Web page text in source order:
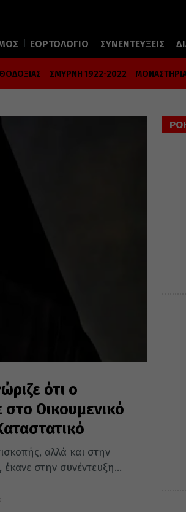
ΕΟΡΤΟΛΟΓΙΟ ΣΥΝΕΝΤΕΥΞΕΙΣ
ΣΜΥΡΝΗ 1922-2022
ότι ο
Οικουμενικό
αλλά και στην
στην συνέντευξη...